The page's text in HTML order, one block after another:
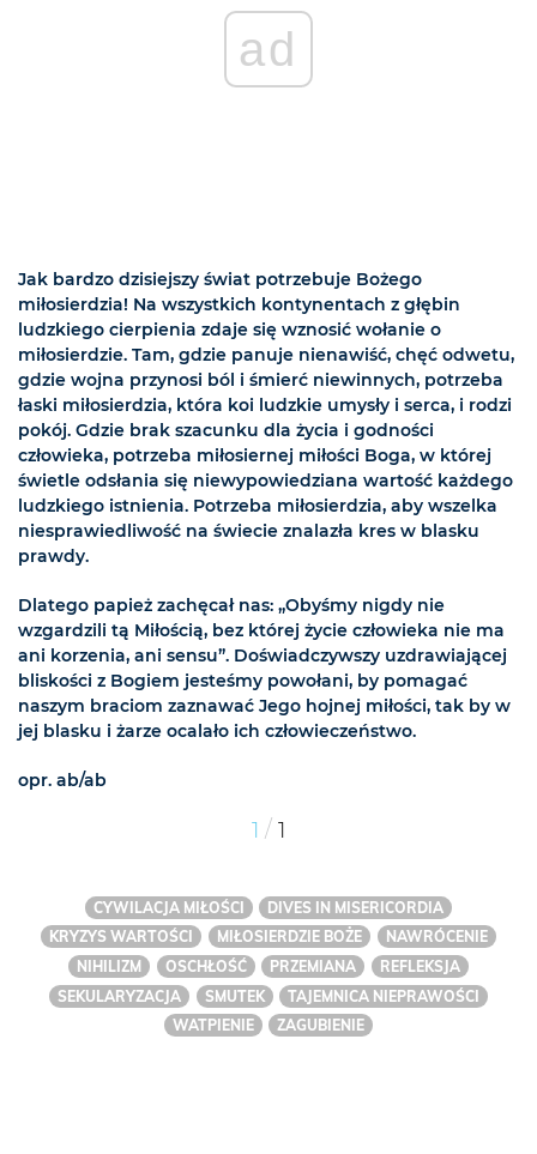
ad
Jak bardzo dzisiejszy świat potrzebuje Bożego
miłosierdzia! Na wszystkich kontynentach z głębin
ludzkiego cierpienia zdaje się wznosić wołanie o
miłosierdzie. Tam, gdzie panuje nienawiść, chęć odwetu,
gdzie wojna przynosi ból i śmierć niewinnych, potrzeba
łaski miłosierdzia, która koi ludzkie umysły i serca, i rodzi
pokój. Gdzie brak szacunku dla życia i godności
człowieka, potrzeba miłosiernej miłości Boga, w której
świetle odsłania się niewypowiedziana wartość każdego
ludzkiego istnienia. Potrzeba miłosierdzia, aby wszelka
niesprawiedliwość na świecie znalazła kres w blasku
prawdy.
Dlatego papież zachęcał nas: „Obyśmy nigdy nie
wzgardzili tą Miłością, bez której życie człowieka nie ma
ani korzenia, ani sensu”. Doświadczywszy uzdrawiającej
bliskości z Bogiem jesteśmy powołani, by pomagać
naszym braciom zaznawać Jego hojnej miłości, tak by w
jej blasku i żarze ocalało ich człowieczeństwo.
opr. ab/ab
1 / 1
CYWILACJA MIŁOŚCI
DIVES IN MISERICORDIA
KRYZYS WARTOŚCI
MIŁOSIERDZIE BOŻE
NAWRÓCENIE
NIHILIZM
OSCHŁOŚĆ PRZEMIANA
REFLEKSJA
SEKULARYZACJA
SMUTEK
TAJEMNICA NIEPRAWOŚCI
WATPIENIE
ZAGUBIENIE